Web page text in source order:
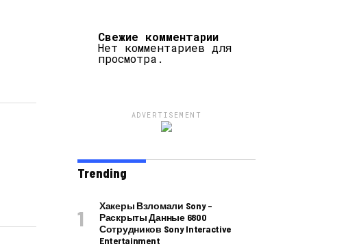
Свежие комментарии
Нет комментариев для
просмотра.
ADVERTISEMENT
Trending
Хакеры Взломали Sony –
Раскрыты Данные 6800
Сотрудников Sony Interactive
Entertainment